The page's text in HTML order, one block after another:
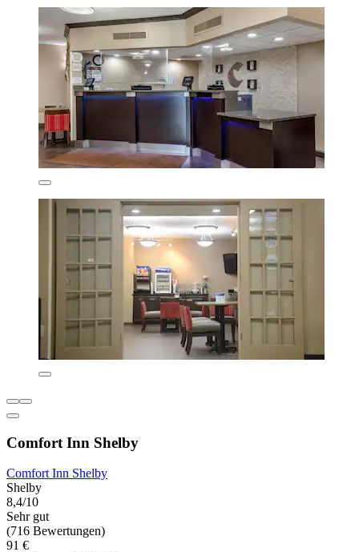
Comfort Inn Shelby
Comfort Inn Shelby
Shelby
8,4/10
Sehr gut
(716 Bewertungen)
91 €